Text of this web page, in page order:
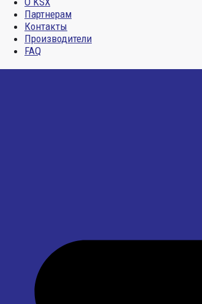
Партнерам
Контакты
Производители
FAQ